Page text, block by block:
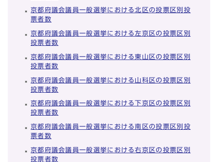
京都府議会議員一般選挙における北区の投票区別投
票者数
京都府議会議員一般選挙における左京区の投票区別
投票者数
京都府議会議員一般選挙における東山区の投票区別
投票者数
京都府議会議員一般選挙における山科区の投票区別
投票者数
京都府議会議員一般選挙における下京区の投票区別
投票者数
京都府議会議員一般選挙における南区の投票区別投
票者数
京都府議会議員一般選挙における右京区の投票区別
投票者数